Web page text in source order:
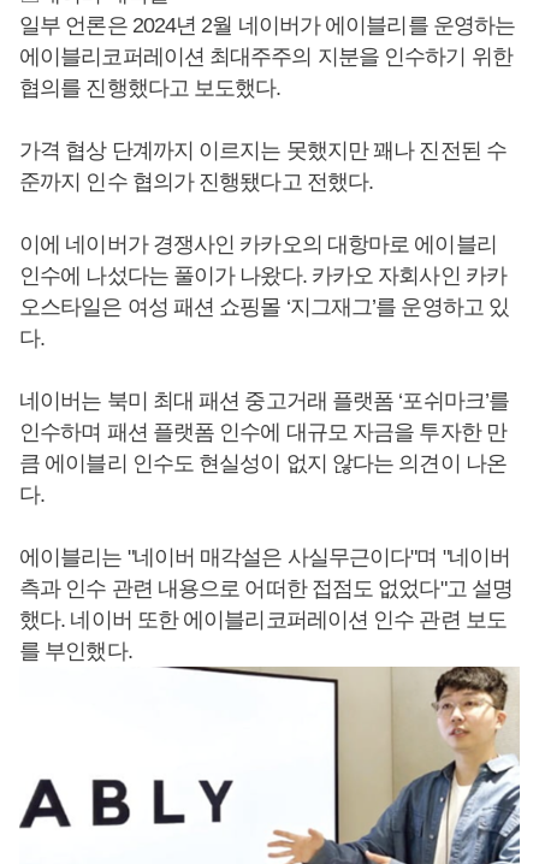
일부 언론은 2024년 2월 네이버가 에이블리를 운영하는
에이블리코퍼레이션 최대주주의 지분을 인수하기 위한
협의를 진행했다고 보도했다.
가격 협상 단계까지 이르지는 못했지만 꽤나 진전된 수
준까지 인수 협의가 진행됐다고 전했다.
이에 네이버가 경쟁사인 카카오의 대항마로 에이블리
인수에 나섰다는 풀이가 나왔다. 카카오 자회사인 카카
오스타일은 여성 패션 쇼핑몰 ‘지그재그’를 운영하고 있
다.
네이버는 북미 최대 패션 중고거래 플랫폼 ‘포쉬마크’를
인수하며 패션 플랫폼 인수에 대규모 자금을 투자한 만
큼 에이블리 인수도 현실성이 없지 않다는 의견이 나온
다.
에이블리는 "네이버 매각설은 사실무근이다"며 "네이버
측과 인수 관련 내용으로 어떠한 접점도 없었다"고 설명
했다. 네이버 또한 에이블리코퍼레이션 인수 관련 보도
를 부인했다.